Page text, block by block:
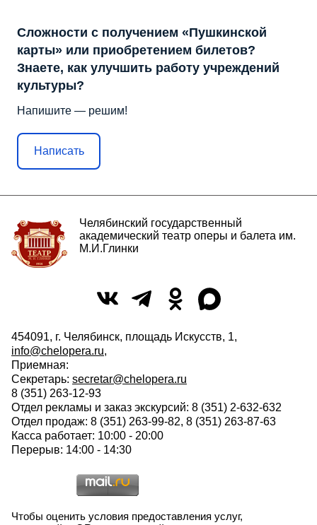
Сложности с получением «Пушкинской
карты» или приобретением билетов?
Знаете, как улучшить работу учреждений
культуры?
Напишите — решим!
Написать
Челябинский государственный
академический театр оперы и балета им.
М.И.Глинки
454091, г. Челябинск, площадь Искусств, 1,
info@chelopera.ru,
Приемная:
Секретарь: secretar@chelopera.ru
8 (351) 263-12-93
Отдел рекламы и заказ экскурсий: 8 (351) 2-632-632
Отдел продаж: 8 (351) 263-99-82, 8 (351) 263-87-63
Касса работает: 10:00 - 20:00
Перерыв: 14:00 - 14:30
Чтобы оценить условия предоставления услуг,